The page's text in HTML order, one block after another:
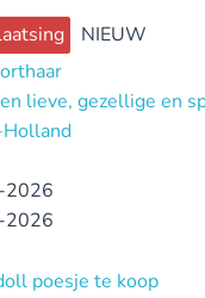
NIEUW
lieve, gezellige en